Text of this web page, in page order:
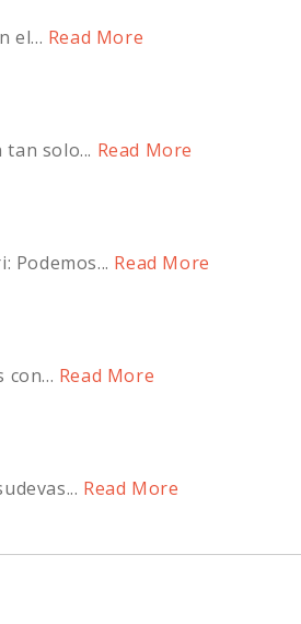
el... Read More
solo... Read More
Podemos... Read More
con... Read More
Read More